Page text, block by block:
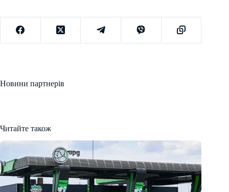
Новини партнерів
Читайте також